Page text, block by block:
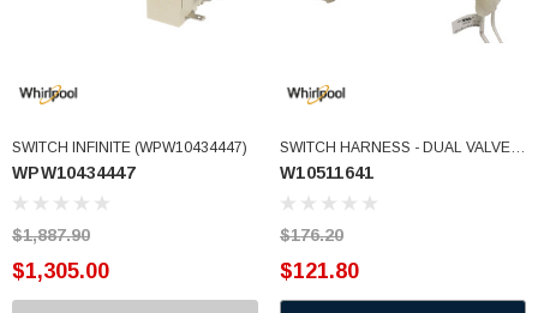
SWITCH INFINITE (WPW10434447)
WPW10434447
$1,887.90
$1,305.00
SWITCH HARNESS - DUAL VALVE
(W10511641)
W10511641
$176.20
$121.80